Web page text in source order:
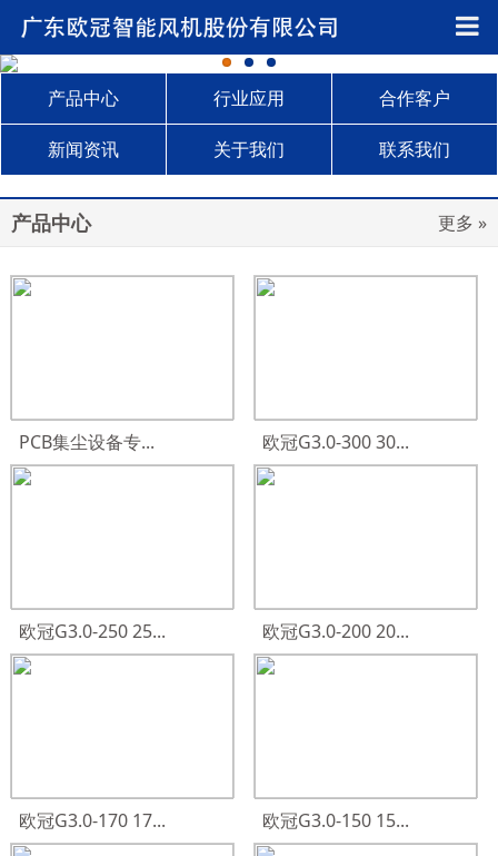
产品中心 行业应用 合作客户
新闻资讯 关于我们 联系我们
产品中心 更多 »
PCB集尘设备专... 欧冠G3.0-300 30...
欧冠G3.0-250 25... 欧冠G3.0-200 20...
欧冠G3.0-170 17... 欧冠G3.0-150 15...